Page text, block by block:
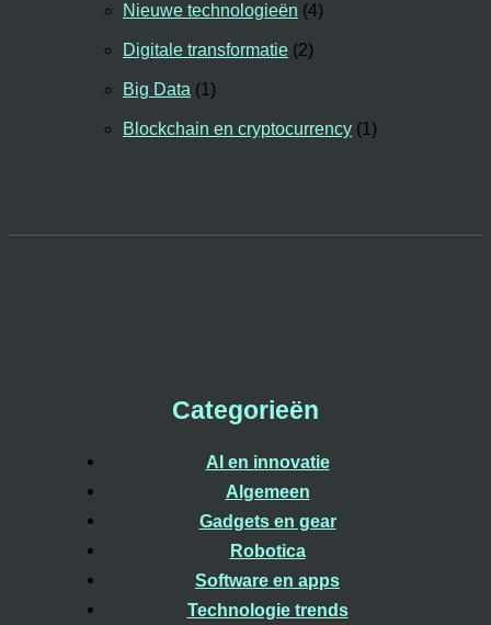
Nieuwe technologieën (4)
Digitale transformatie (2)
Big Data (1)
Blockchain en cryptocurrency (1)
Categorieën
AI en innovatie
Algemeen
Gadgets en gear
Robotica
Software en apps
Technologie trends